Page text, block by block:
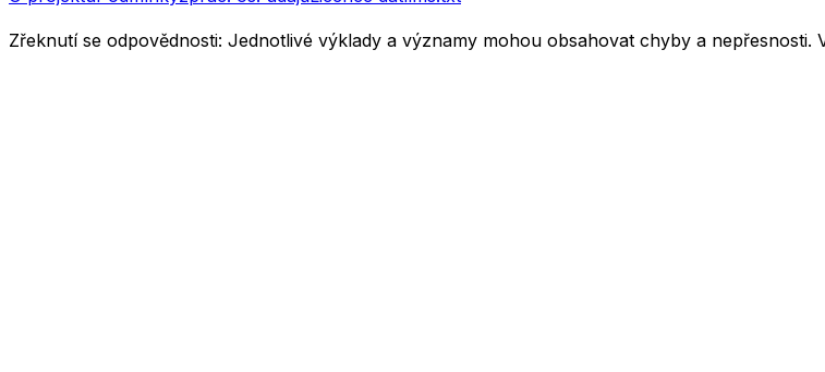
Zřeknutí se odpovědnosti: Jednotlivé výklady a významy mohou obsahovat chyby a